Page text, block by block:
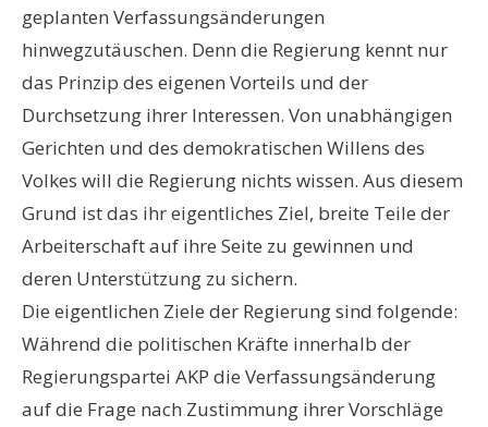
geplanten Verfassungsänderungen
hinwegzutäuschen. Denn die Regierung kennt nur
das Prinzip des eigenen Vorteils und der
Durchsetzung ihrer Interessen. Von unabhängigen
Gerichten und des demokratischen Willens des
Volkes will die Regierung nichts wissen. Aus diesem
Grund ist das ihr eigentliches Ziel, breite Teile der
Arbeiterschaft auf ihre Seite zu gewinnen und
deren Unterstützung zu sichern.
Die eigentlichen Ziele der Regierung sind folgende:
Während die politischen Kräfte innerhalb der
Regierungspartei AKP die Verfassungsänderung
auf die Frage nach Zustimmung ihrer Vorschläge